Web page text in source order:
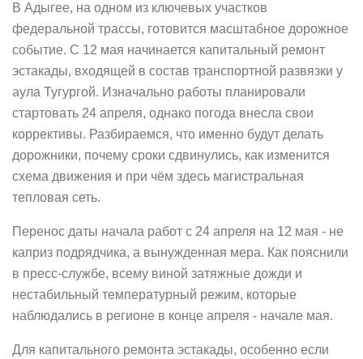
В Адыгее, на одном из ключевых участков
федеральной трассы, готовится масштабное дорожное
событие. С 12 мая начинается капитальный ремонт
эстакады, входящей в состав транспортной развязки у
аула Тугургой. Изначально работы планировали
стартовать 24 апреля, однако погода внесла свои
коррективы. Разбираемся, что именно будут делать
дорожники, почему сроки сдвинулись, как изменится
схема движения и при чём здесь магистральная
тепловая сеть.
Перенос даты начала работ с 24 апреля на 12 мая - не
каприз подрядчика, а вынужденная мера. Как пояснили
в пресс-службе, всему виной затяжные дожди и
нестабильный температурный режим, которые
наблюдались в регионе в конце апреля - начале мая.
Для капитального ремонта эстакады, особенно если